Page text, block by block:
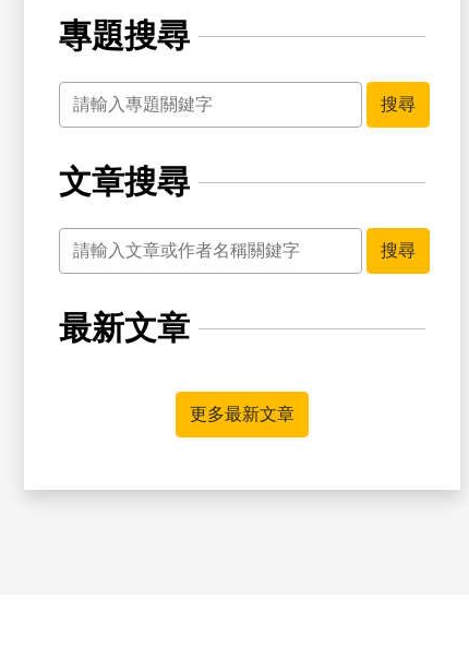
專題搜尋
關鍵字
搜尋
文章搜尋
關鍵字
搜尋
最新文章
更多最新文章